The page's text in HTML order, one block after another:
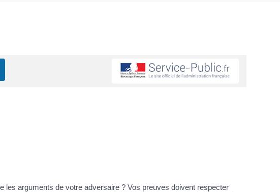
arguments de votre adversaire ? Vos preuves doivent respecter